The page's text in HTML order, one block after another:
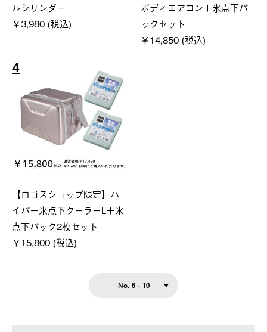
ルシリンダー
￥3,980 (税込)
ボディエアコン＋氷点下パ
ックセット
￥14,850 (税込)
4
【ロゴスショップ限定】ハ
イパー氷点下クーラーL＋氷
点下パック2枚セット
￥15,800 (税込)
No. 6 - 10